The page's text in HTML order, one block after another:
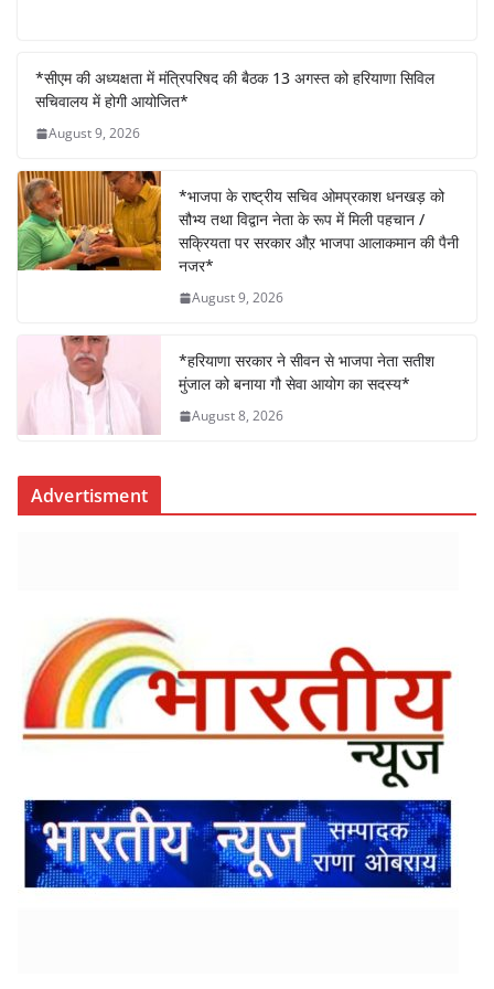
e
b
o
k
er s
A
p
e e
*सीएम की अध्यक्षता में मंत्रिपरिषद की बैठक 13 अगस्त को हरियाणा सिविल
सचिवालय में होगी आयोजित*
August 9, 2026
*भाजपा के राष्ट्रीय सचिव ओमप्रकाश धनखड़ को
सौभ्य तथा विद्वान नेता के रूप में मिली पहचान /
सक्रियता पर सरकार औऱ भाजपा आलाकमान की पैनी
नजर*
August 9, 2026
*हरियाणा सरकार ने सीवन से भाजपा नेता सतीश
मुंजाल को बनाया गौ सेवा आयोग का सदस्य*
August 8, 2026
Advertisment